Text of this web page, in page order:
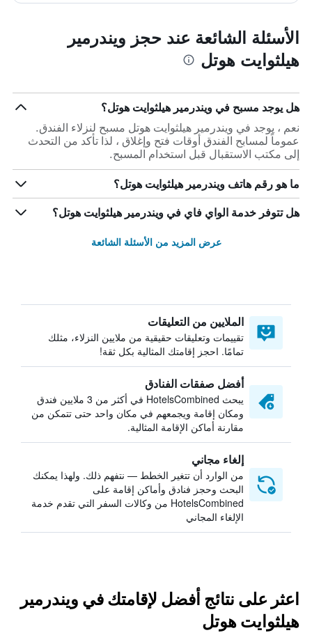
الأسئلة الشائعة عند حجز ويندرمير
هيلثوايت هوتل
هل يوجد مسبح في ويندرمير هيلثوايت هوتل؟
نعم ، يوجد في ويندرمير هيلثوايت هوتل مسبح لنزلاء الفندق.
عموماً لمسابح الفندق أوقات فتح وإغلاق ، لذا تأكد من التحدث
إلى مكتب الاستقبال قبل استخدام المسبح.
ما هو رقم هاتف ويندرمير هيلثوايت هوتل؟
هل تتوفر خدمة الواي فاي في ويندرمير هيلثوايت هوتل؟
عرض المزيد من الأسئلة الشائعة
الملايين من التعليقات
تقييمات وتعليقات حقيقية من ملايين النزلاء، مثلك
تمامًا. احجز إقامتك المثالية بكل ثقة!
أفضل صفقات الفنادق
يبحث HotelsCombined في أكثر من 3 ملايين فندق
ومكان إقامة ويجمعهم في مكان واحد حتى تتمكن من
مقارنة أماكن الإقامة المثالية.
إلغاء مجاني
من الوارد أن تتغير الخطط — نتفهم ذلك. ولهذا يمكنك
البحث وحجز فنادق وأماكن إقامة على
HotelsCombined من وكالات السفر التي تقدم خدمة
الإلغاء المجاني
اعثر على نتائج أفضل لإقامتك في ويندرمير
هيلثوايت هوتل